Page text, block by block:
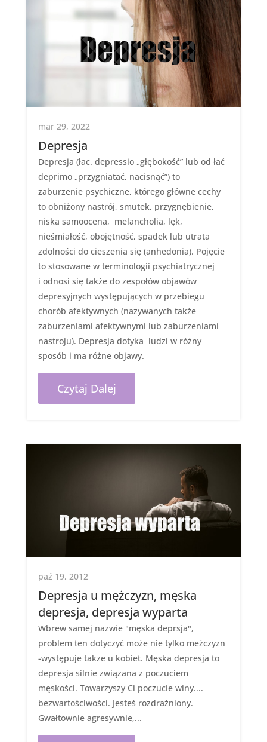
Depresja
mar 29, 2022
Depresja (łac. depressio „głębokość” lub od łać
deprimo „przygniatać, nacisnąć”) to
zaburzenie psychiczne, którego główne cechy
to obniżony nastrój, smutek, przygnębienie,
niska samoocena, melancholia, lęk,
nieśmiałość, obojętność, spadek lub utrata
zdolności do cieszenia się (anhedonia). Pojęcie
to stosowane w terminologii psychiatrycznej
i odnosi się także do zespołów objawów
depresyjnych występujących w przebiegu
chorób afektywnych (nazywanych także
zaburzeniami afektywnymi lub zaburzeniami
nastroju). Depresja dotyka ludzi w różny
sposób i ma różne objawy.
Czytaj Dalej
Depresja u mężczyzn, męska
depresja, depresja wyparta
paź 19, 2012
Wbrew samej nazwie "męska deprsja",
problem ten dotyczyć może nie tylko meżczyzn
-występuje takze u kobiet. Męska depresja to
depresja silnie związana z poczuciem
męskości. Towarzyszy Ci poczucie winy....
bezwartościwości. Jesteś rozdrażniony.
Gwałtownie agresywnie,...